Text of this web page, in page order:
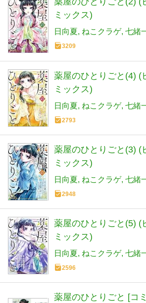
ミックス)
日向夏 ねこクラゲ 七緒
3209
薬屋のひとりごと(4) (
ミックス)
日向夏 ねこクラゲ 七緒
2793
薬屋のひとりごと(3) (
ミックス)
日向夏 ねこクラゲ 七緒
2948
薬屋のひとりごと(5) (
ミックス)
日向夏 ねこクラゲ 七緒
2596
薬屋のひとりごと [コ